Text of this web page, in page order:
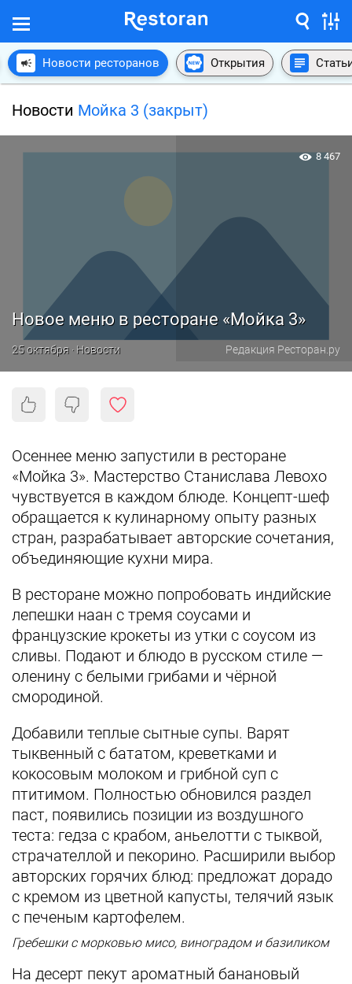
Новости ресторанов Открытия
Новости Мойка 3 (закрыт)
Новое меню в ресторане «Мойка 3»
25 октября · Новости Редакция Ресторан.ру
8 467
Осеннее меню запустили в ресторане
«Мойка 3». Мастерство Станислава Левохо
чувствуется в каждом блюде. Концепт-шеф
обращается к кулинарному опыту разных
стран, разрабатывает авторские сочетания,
объединяющие кухни мира.
В ресторане можно попробовать индийские
лепешки наан с тремя соусами и
французские крокеты из утки с соусом из
сливы. Подают и блюдо в русском стиле —
оленину с белыми грибами и чёрной
смородиной.
Добавили теплые сытные супы. Варят
тыквенный с бататом, креветками и
кокосовым молоком и грибной суп с
птитимом. Полностью обновился раздел
паст, появились позиции из воздушного
теста: гедза с крабом, аньелотти с тыквой,
страчателлой и пекорино. Расширили выбор
авторских горячих блюд: предложат дорадо
с кремом из цветной капусты, телячий язык
с печеным картофелем.
Гребешки с морковью мисо, виноградом и базиликом
На десерт пекут ароматный банановый